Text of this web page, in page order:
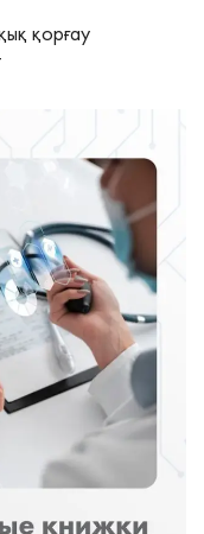
қорғау